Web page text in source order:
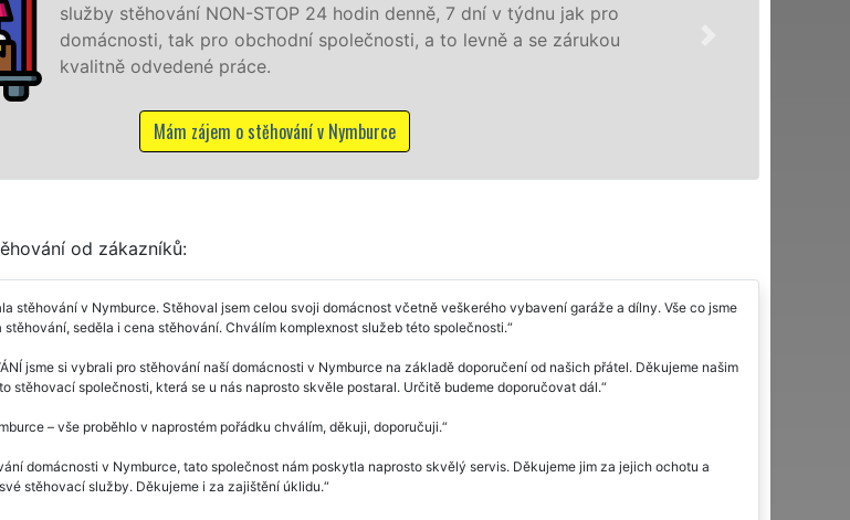
v týdnu jak pro
a se zárukou
domácnostem i firmám v
franchisové sítě EXTRA
od zákazníků:
stěhování v Nymburce. Stěhoval jsem celou svoji domácnost včetně veškerého vybavení garáže a dílny. Vše co jsme
seděla i cena stěhování. Chválím komplexnost služeb této společnosti.
jsme si vybrali pro stěhování naší domácnosti v Nymburce na základě doporučení od našich přátel. Děkujeme našim
stěhovací společnosti, která se u nás naprosto skvěle postaral. Určitě budeme doporučovat dál.
– vše proběhlo v naprostém pořádku chválím, děkuji, doporučuji.
domácnosti v Nymburce, tato společnost nám poskytla naprosto skvělý servis. Děkujeme jim za jejich ochotu a
stěhovací služby. Děkujeme i za zajištění úklidu.